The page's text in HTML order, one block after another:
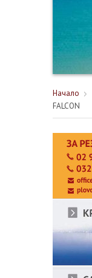
Начало
FALCON